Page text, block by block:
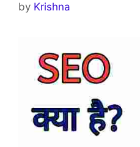
by Krishna